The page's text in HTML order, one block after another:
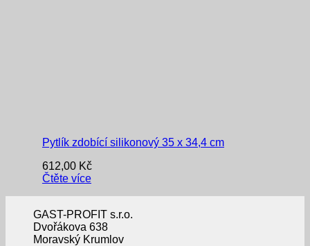
Pytlík zdobící silikonový 35 x 34,4 cm
612,00 Kč
Čtěte více
GAST-PROFIT s.r.o.
Dvořákova 638
Moravský Krumlov